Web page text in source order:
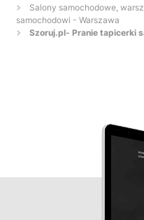
Salony samochodowe,
samochodowi - Warszawa
Szoruj.pl- Pranie tapicerki